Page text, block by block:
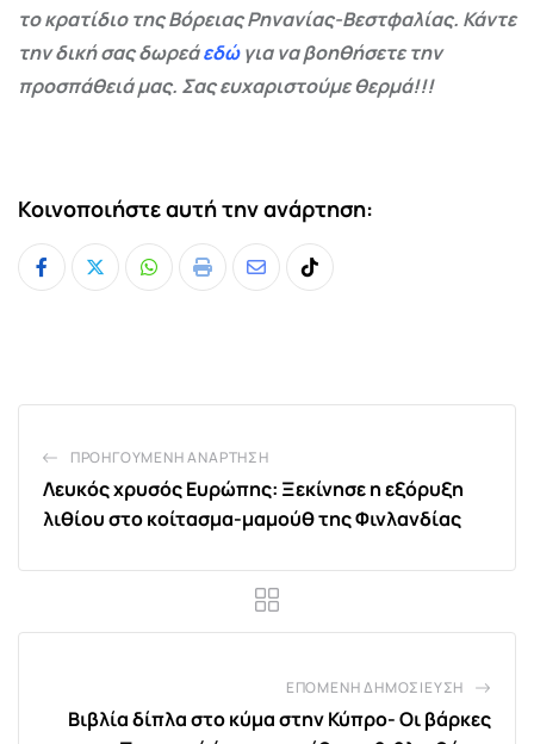
το κρατίδιο της Βόρειας Ρηνανίας-Βεστφαλίας. Κάντε
την δική σας δωρεάεδώγια να βοηθήσετε την
προσπάθειά μας. Σας ευχαριστούμε θερμά!!!
Κοινοποιήστε αυτή την ανάρτηση:
Whatsapp
Print
ShareTiktok
ΠΡΟΗΓΟΎΜΕΝΗ ΑΝΆΡΤΗΣΗ
Λευκός χρυσός Ευρώπης: Ξεκίνησε η εξόρυξη
λιθίου στο κοίτασμα-μαμούθ της Φινλανδίας
ΕΠΌΜΕΝΗ ΔΗΜΟΣΊΕΥΣΗ
Βιβλία δίπλα στο κύμα στην Κύπρο- Οι βάρκες